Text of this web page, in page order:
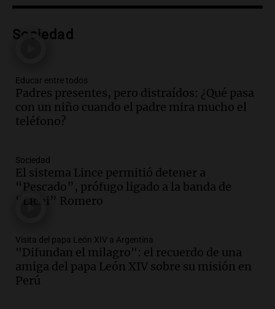
Procrear en la provincia
Episodios
y críticas entre senadores
Panorama Federal
Episodios
Audio.
Marocco
Panorama Federal
Episodios
Audio.Ordenan el reintegro de dos
Panorama Federal
Episodios
Audio.Inviolabilidad de la propiedad
Sociedad
Educar entre todos
Padres presentes, pero distraídos: ¿Qué pasa
con un niño cuando el padre mira mucho el
teléfono?
Sociedad
El sistema Lince permitió detener a
“Pescado”, prófugo ligado a la banda de
“Lichi” Romero
Visita del papa León XIV a Argentina
"Difundan el milagro": el recuerdo de una
amiga del papa León XIV sobre su misión en
Perú